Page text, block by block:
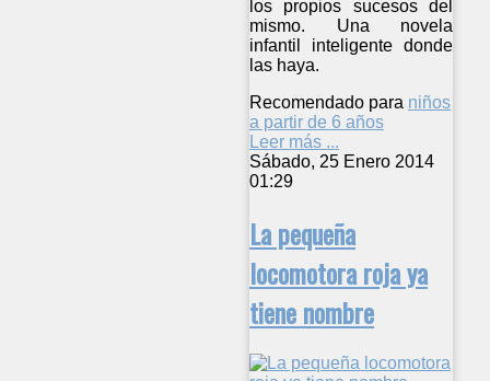
los propios sucesos del
mismo. Una novela
infantil inteligente donde
las haya.
Recomendado para niños
a partir de 6 años
Leer más ...
Sábado, 25 Enero 2014
01:29
La pequeña
locomotora roja ya
tiene nombre